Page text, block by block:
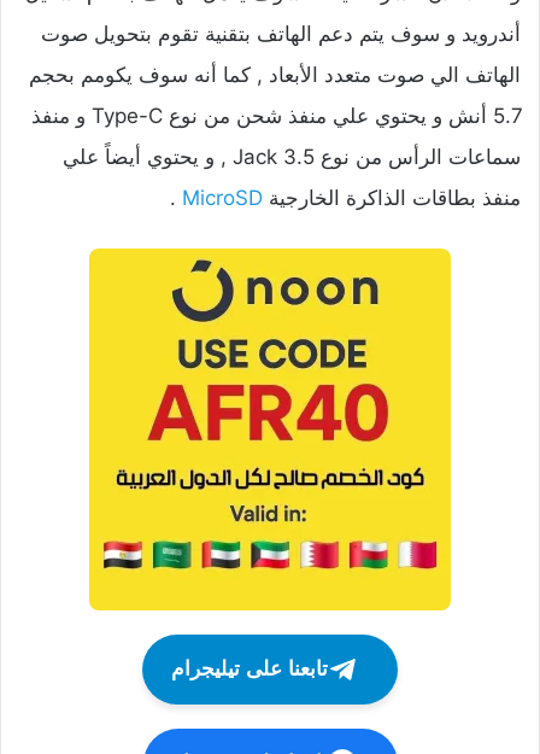
أندرويد و سوف يتم دعم الهاتف بتقنية تقوم بتحويل صوت
الهاتف الي صوت متعدد الأبعاد , كما أنه سوف يكومم بحجم
5.7 أنش و يحتوي علي منفذ شحن من نوع Type-C و منفذ
سماعات الرأس من نوع 3.5 Jack , و يحتوي أيضاً علي
منفذ بطاقات الذاكرة الخارجية MicroSD
.
تابعنا على تيليجرام